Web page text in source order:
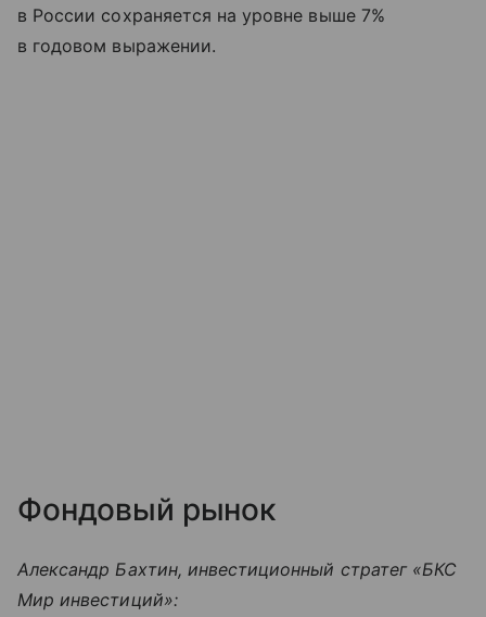
в России сохраняется на уровне выше 7%
в годовом выражении.
Фондовый рынок
Александр Бахтин, инвестиционный стратег «БКС
Мир инвестиций»: